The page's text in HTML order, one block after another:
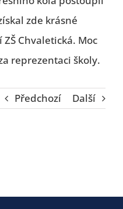
Předchozí Další
zde krásné
Chvaletická. Moc
reprezentaci školy.